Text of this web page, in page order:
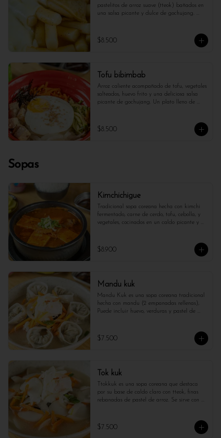
pastelitos de arroz suave (tteok) bañados en
una salsa picante y dulce de gochujang.
para los amantes de los sabores intensos y
reconfortantes. ¡Un bocado lleno de textura y
$8.500
Tofu bibimbab
Arroz caliente acompañado de tofu, vegetales
salteados, huevo frito y una deliciosa salsa
picante de gochujang. Un plato lleno de
$8.500
Sopas
Kimchichigue
Tradicional sopa coreana hecha con kimchi
fermentado, carne de cerdo, tofu, cebolla, y
vegetales, cocinados en un caldo picante y
amantes del kimchi y los sabores auténticos
de Corea.
$8.900
Mandu kuk
Mandu Kuk es una sopa coreana tradicional
hecha con mandu (2 empanadas rellenas),
Puede incluir huevo, verduras y pastel de
*Foto referencial*
$7.500
Tok kuk
Ttokkuk es una sopa coreana que destaca
por su base de caldo claro con tteok, finas
rebanadas de pastel de arroz. Se sirve con
$7.500